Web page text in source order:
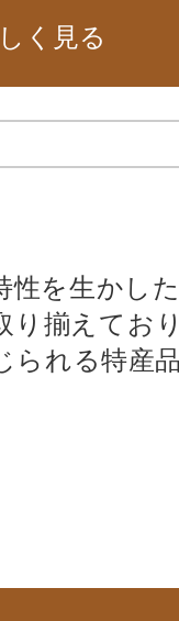
く見る
性を生かし
り揃えてお
られる特産